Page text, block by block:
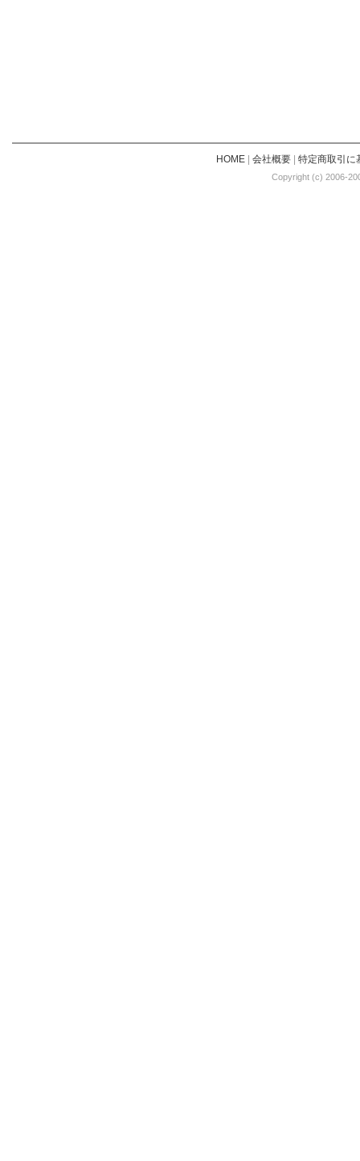
HOME| 会社概要| 特定商取引に
Copyright (c) 2006-